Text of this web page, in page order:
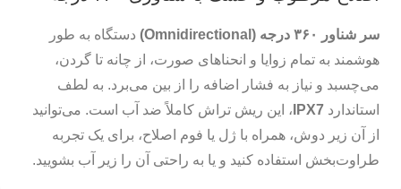
سر شناور ۳۶۰ درجه (Omnidirectional)
دستگاه به طور
هوشمند به تمام زوایا و انحناهای صورت، از چانه تا گردن،
می‌چسبد و نیاز به فشار اضافه را از بین می‌برد. به لطف
استاندارد IPX7 ، این ریش تراش کاملاً ضد آب است. می‌توانید
از آن زیر دوش، همراه با ژل یا فوم اصلاح، برای یک تجربه
طراوت‌بخش استفاده کنید و یا به راحتی آن را زیر آب بشویید.